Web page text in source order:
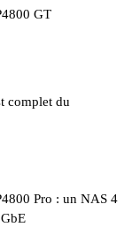
GT
complet du
Pro : un NAS 4